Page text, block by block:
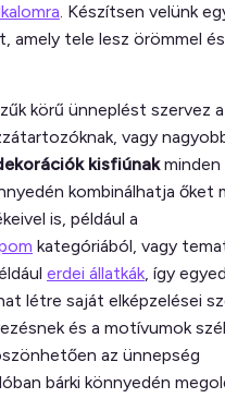
. Készítsen velünk
amely tele lesz örömmel
körű ünneplést szervez a
vagy
kisfiúnakminden
kombinálhatja őket
is, például a
kategóriából, vagy
erdei állatkák, így
létre saját elképzelései
és a motívumok
az ünnepség
bárki könnyedén